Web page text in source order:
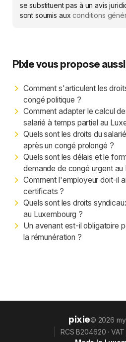
se substituent pas à un avis
sont soumis auxconditions
Pixie vous propose
Comment s'articulent les
congé politique ?
Comment adapter le calcul
salarié à temps partiel au
Quels sont les droits du
après un congé prolongé ?
Quels sont les délais et le
demande de congé urgent au
Comment l'employeur doit-il
certificats ?
Quels sont les droits
au Luxembourg ?
Un avenant est-il obligatoire
la rémunération ?
pixie© 2026
RCS B204620 ·